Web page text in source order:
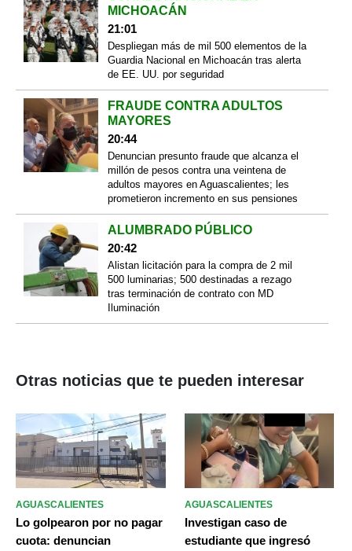
MICHOACÁN
21:01
Despliegan más de mil 500 elementos de la
Guardia Nacional en Michoacán tras alerta
de EE. UU. por seguridad
FRAUDE CONTRA ADULTOS
MAYORES
20:44
Denuncian presunto fraude que alcanza el
millón de pesos contra una veintena de
adultos mayores en Aguascalientes; les
prometieron incremento en sus pensiones
ALUMBRADO PÚBLICO
20:42
Alistan licitación para la compra de 2 mil
500 luminarias; 500 destinadas a rezago
tras terminación de contrato con MD
Iluminación
Otras noticias que te pueden interesar
AGUASCALIENTES
Lo golpearon por no pagar
cuota: denuncian
AGUASCALIENTES
Investigan caso de
estudiante que ingresó